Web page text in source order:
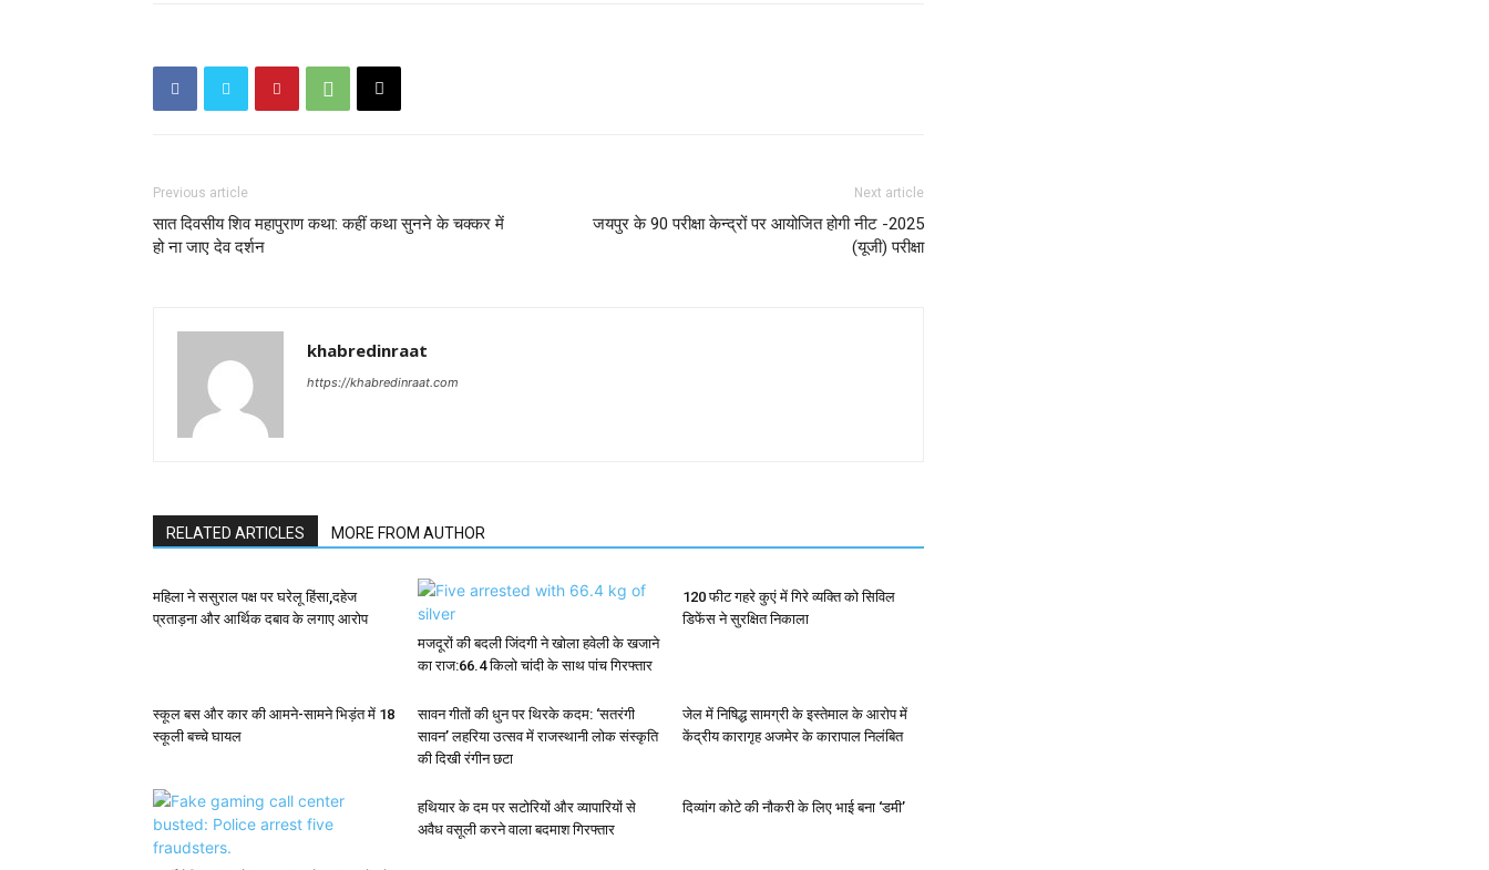
Previous article
सात दिवसीय शिव महापुराण कथा: कहीं कथा सुनने के चक्कर में
हो ना जाए देव दर्शन
Next article
जयपुर के 90 परीक्षा केन्द्रों पर आयोजित होगी नीट -2025
(यूजी) परीक्षा
khabredinraat
https://khabredinraat.com
RELATED ARTICLES MORE FROM AUTHOR
महिला ने ससुराल पक्ष पर घरेलू हिंसा,दहेज
प्रताड़ना और आर्थिक दबाव के लगाए आरोप
मजदूरों की बदली जिंदगी ने खोला हवेली के खजाने
का राज:66.4 किलो चांदी के साथ पांच गिरफ्तार
120 फीट गहरे कुएं में गिरे व्यक्ति को सिविल
डिफेंस ने सुरक्षित निकाला
स्कूल बस और कार की आमने-सामने भिड़ंत में 18
स्कूली बच्चे घायल
सावन गीतों की धुन पर थिरके कदम: ‘सतरंगी
सावन’ लहरिया उत्सव में राजस्थानी लोक संस्कृति
की दिखी रंगीन छटा
जेल में निषिद्ध सामग्री के इस्तेमाल के आरोप में
केंद्रीय कारागृह अजमेर के कारापाल निलंबित
हथियार के दम पर सटोरियों और व्यापारियों से
अवैध वसूली करने वाला बदमाश गिरफ्तार
दिव्यांग कोटे की नौकरी के लिए भाई बना ‘डमी’